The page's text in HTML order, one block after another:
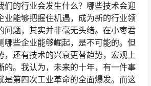
的行业会发生什么？哪些技术会迎
业能够把握住机遇，成为新的行业领
问题，其实并非毫无头绪。在小枣君
哪些企业能够崛起，是不可能的。但
，还有技术的兴衰更替趋势，宏观上
的。我认为，未来的十年，有一件事
是第四次工业革命的全面爆发。而这